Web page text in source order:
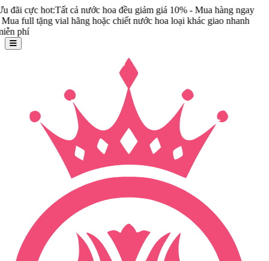
cả nước hoa đều giảm giá 10% - Mua hàng ngay
vial hãng hoặc chiết nước hoa loại khác giao nhanh